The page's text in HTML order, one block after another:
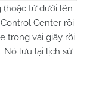
(hoặc từ dưới lên
Control Center rồi
trong vài giây rồi
Nó lưu lại lịch sử